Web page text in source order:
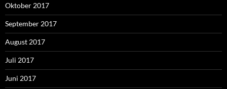
Oktober 2017
September 2017
August 2017
Juli 2017
Juni 2017